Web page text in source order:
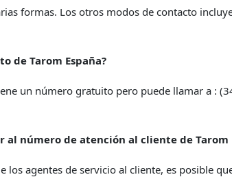
formas. Los otros modos de contacto
de Tarom España?
un número gratuito pero puede llamar a :
al número de atención al cliente de Tarom
los agentes de servicio al cliente, es posible